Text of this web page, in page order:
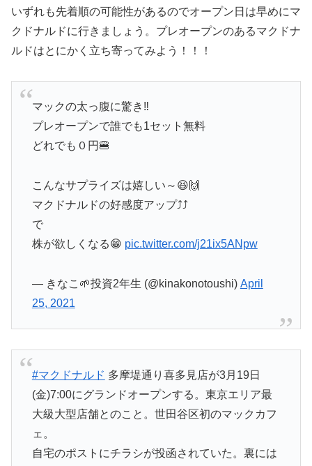
いずれも先着順の可能性があるのでオープン日は早めにマ
クドナルドに行きましょう。プレオープンのあるマクドナ
ルドはとにかく立ち寄ってみよう！！！
マックの太っ腹に驚き‼️
プレオープンで誰でも1セット無料
どれでも０円🍔
こんなサプライズは嬉しい～😆🙌
マクドナルドの好感度アップ⤴️⤴️
で
株が欲しくなる😁 pic.twitter.com/j21ix5ANpw
— きなこ🌱投資2年生 (@kinakonotoushi) April
25, 2021
#マクドナルド 多摩堤通り喜多見店が3月19日
(金)7:00にグランドオープンする。東京エリア最
大級大型店舗とのこと。世田谷区初のマックカフ
ェ。
自宅のポストにチラシが投函されていた。裏には